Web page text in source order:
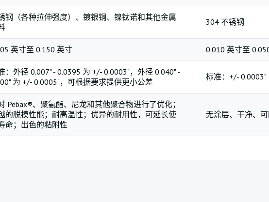
钢（各种拉伸强度）、镀银铜、镍钛诺和其他金属
304 不锈钢
英寸至 0.150 英寸 0.010 英寸至
：外径 0.007" - 0.0395 为 +/- 0.0003"，外径 0.040" -
为 +/- 0.0005"，可根据要求提供更小公差
标准：+/- 0.0003"
Pebax®、聚氨酯、尼龙和其他聚合物进行了优化；
的脱模性能；耐高温性；优异的耐用性，可延长使
命；出色的粘附性
无涂层、干净、